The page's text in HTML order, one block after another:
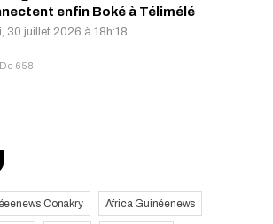
enfin Boké à Télimélé
30 juillet 2026 à 18h:18
658
Conakry Africa Guinéenews